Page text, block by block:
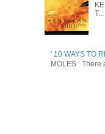
T...
' 10 WAYS TO
MOLES There